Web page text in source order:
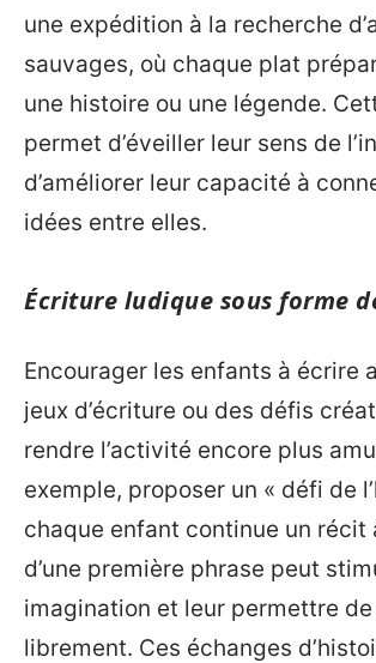
une expédition à la recherche
sauvages, où chaque plat
une histoire ou une légende.
permet d’éveiller leur sens de
d’améliorer leur capacité à
idées entre elles.
Écriture ludique sous forme
Encourager les enfants à écrire
jeux d’écriture ou des défis
rendre l’activité encore plus
exemple, proposer un « défi de
chaque enfant continue un récit
d’une première phrase peut
imagination et leur permettre de
librement. Ces échanges